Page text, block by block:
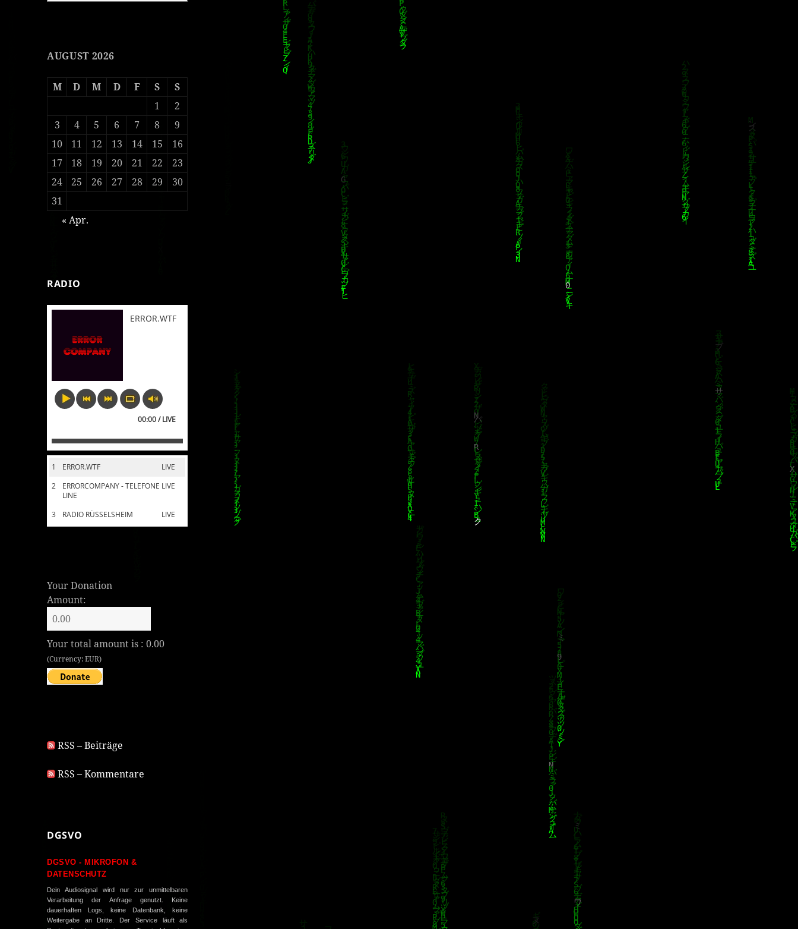
AUGUST 2026
M D M D F S
S
1
2
3
4 5 6 7 8
9
10
11 12 13 14 15
16
17
18 19 20 21 22
23
24
25 26 27 28 29
30
31
« Apr.
RADIO
ERROR.WTF
00:00 / LIVE
1 LIVE
ERROR.WTF
2
LIVE
ERRORCOMPANY - TELEFONE
LINE
3
LIVE
RADIO RÜSSELSHEIM
Your Donation
Amount:
Your total amount is :0.00
(Currency: EUR)
RSS – Beiträge
RSS – Kommentare
DGSVO
DGSVO - MIKROFON &
DATENSCHUTZ
Dein Audiosignal wird nur zur unmittelbaren
Verarbeitung der Anfrage genutzt. Keine
dauerhaften Logs, keine Datenbank, keine
Weitergabe an Dritte. Der Service läuft als